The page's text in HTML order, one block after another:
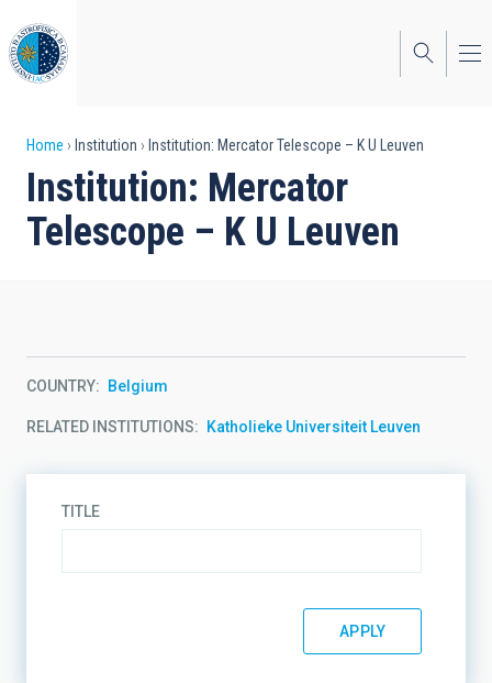
to
main
content
Breadcrumb
Home Institution Institution: Mercator Telescope – K U Leuven
Institution: Mercator
Telescope – K U Leuven
COUNTRY Belgium
RELATED INSTITUTIONS Katholieke Universiteit Leuven
TITLE